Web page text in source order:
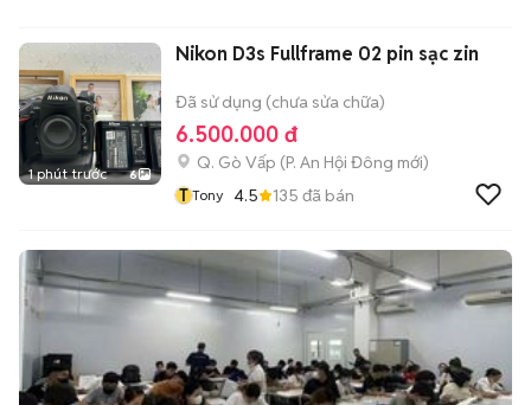
1 phút trước 6
Nikon D3s Fullframe 02 pin sạc zin
Đã sử dụng (chưa sửa chữa)
6.500.000 đ
Q. Gò Vấp (P. An Hội Đông mới)
T Tony 4.5 135 đã bán